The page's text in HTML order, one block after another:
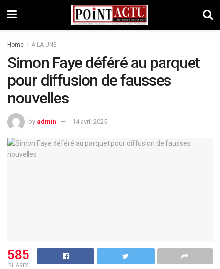
Home A LA UNE
Simon Faye déféré au parquet
pour diffusion de fausses
nouvelles
by admin 14 avril 2025
585
SHARES